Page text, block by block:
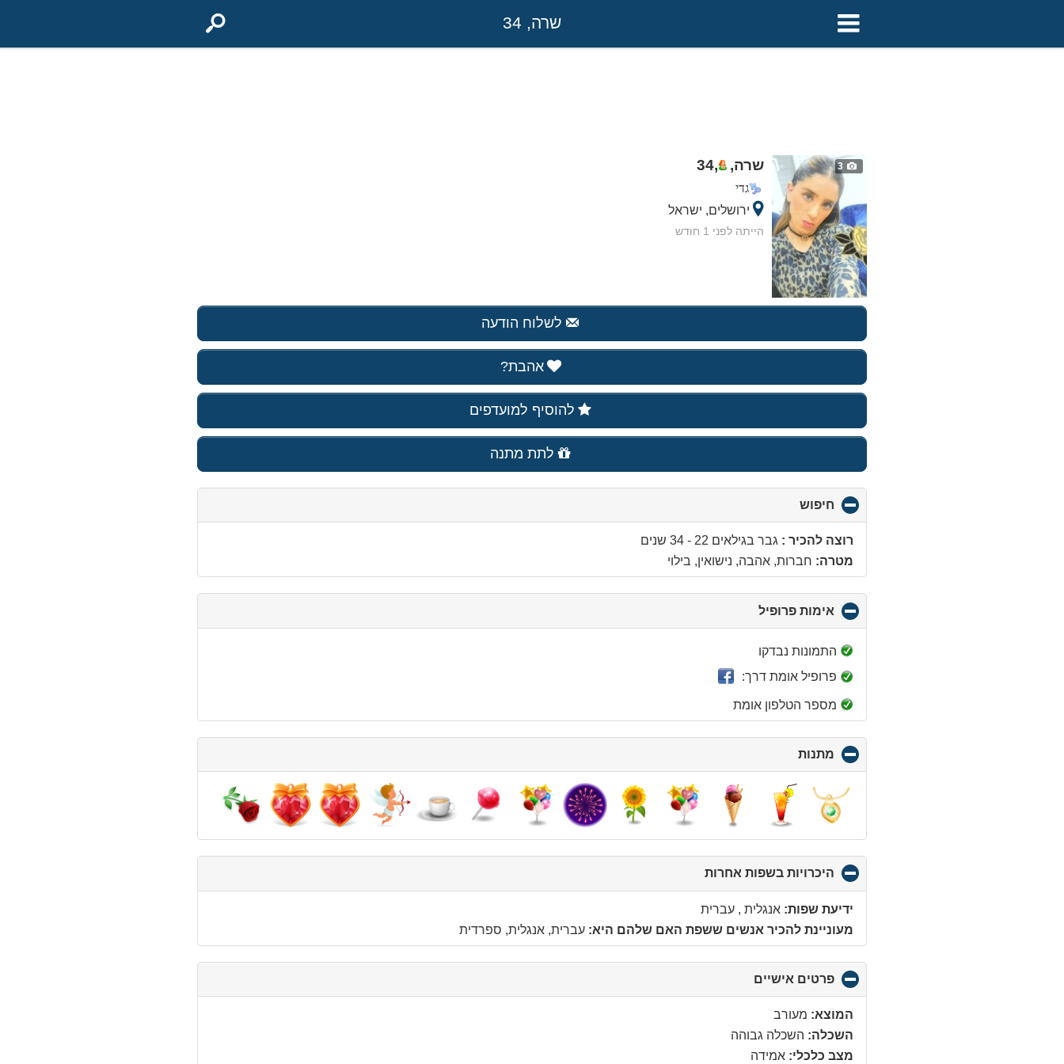
שרה, 34
שרה, ,
34
גדי
ירושלים, ישראל
הייתה לפני 1 חודש
לשלוח הודעה
אהבת?
להוסיף למועדפים
לתת מתנה
חיפוש
to
collapseרוצה להכיר : גבר בגילאים 22 - 34 שנים
מטרה: חברות, אהבה, נישואין, בילוי
אימות פרופיל
to
התמונות נבדקו
פרופיל אומת דרך:
מספר הטלפון אומת
מתנות
to
collapse
contents
היכרויות בשפות אחרות
to
collapse
ידיעת שפות: אנגלית , עברית
מעוניינת להכיר אנשים ששפת האם שלהם היא: עברית, אנגלית, ספרדית
פרטים אישיים
to
המוצא: מעורב
השכלה: השכלה גבוהה
מצב כלכלי: אמידה